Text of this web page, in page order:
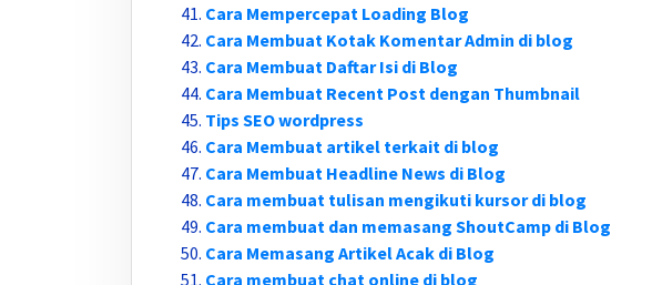
Cara Mempercepat Loading Blog
Cara Membuat Kotak Komentar Admin di blog
Cara Membuat Daftar Isi di Blog
Cara Membuat Recent Post dengan Thumbnail
Tips SEO wordpress
Cara Membuat artikel terkait di blog
Cara Membuat Headline News di Blog
Cara membuat tulisan mengikuti kursor di blog
Cara membuat dan memasang ShoutCamp di Blog
Cara Memasang Artikel Acak di Blog
Cara membuat chat online di blog